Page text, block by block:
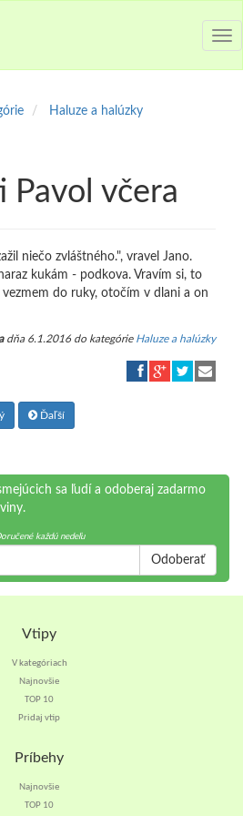
Haluze a halúzky
Pavol včera
niečo zvláštného.", vravel Jano.
kukám - podkova. Vravím si, to
do ruky, otočím v dlani a on
dňa 6.1.2016 do kategórie Haluze a halúzky
Ďaľší
sa ľudí a odoberaj zadarmo
každú nedeľu
Odoberať
Vtipy
V kategóriach
Najnovšie
TOP 10
Pridaj vtip
Príbehy
Najnovšie
TOP 10